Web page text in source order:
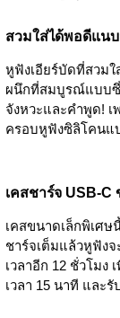
สวมใส่ได้พอดีแน
หูฟังเอียร์บัดที่สวม
ผนึกที่สมบูรณ์แบบซึ่
จังหวะและคำพูด!
ครอบหูฟังซิลิโคนแ
เคสชาร์จ USB-C
เคสขนาดเล็กพิเศ
ชาร์จเต็มแล้วหูฟังจ
เวลาอีก 12 ชั่วโมง
เวลา 15 นาที และ